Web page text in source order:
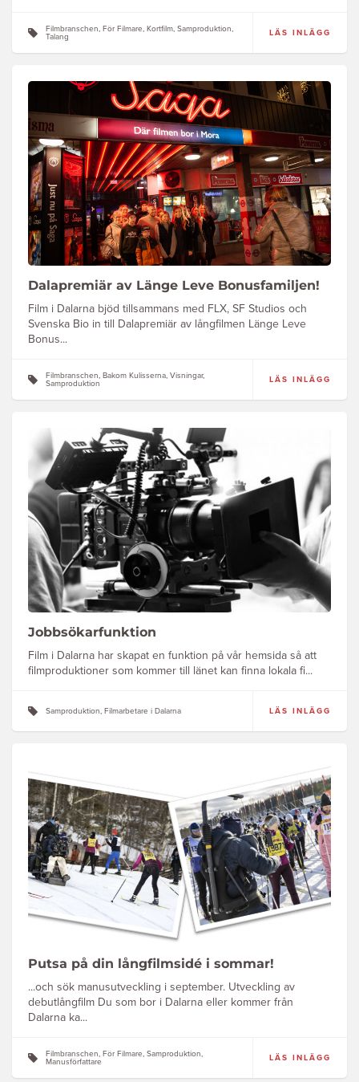
Filmbranschen, För Filmare, Kortfilm, Samproduktion,
Talang
LÄS INLÄGG
Dalapremiär av Länge Leve Bonusfamiljen!
Film i Dalarna bjöd tillsammans med FLX, SF Studios och
Svenska Bio in till Dalapremiär av långfilmen Länge Leve
Bonus...
Filmbranschen, Bakom Kulisserna, Visningar,
Samproduktion
LÄS INLÄGG
Jobbsökarfunktion
Film i Dalarna har skapat en funktion på vår hemsida så att
filmproduktioner som kommer till länet kan finna lokala fi...
Samproduktion, Filmarbetare i Dalarna LÄS INLÄGG
Putsa på din långfilmsidé i sommar!
...och sök manusutveckling i september. Utveckling av
debutlångfilm Du som bor i Dalarna eller kommer från
Dalarna ka...
Filmbranschen, För Filmare, Samproduktion,
Manusförfattare
LÄS INLÄGG